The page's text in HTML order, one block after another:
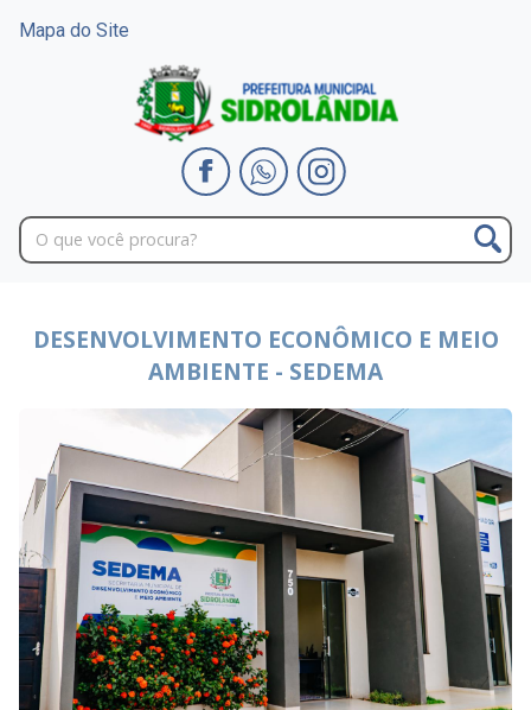
Mapa do Site
DESENVOLVIMENTO ECONÔMICO E MEIO
AMBIENTE - SEDEMA